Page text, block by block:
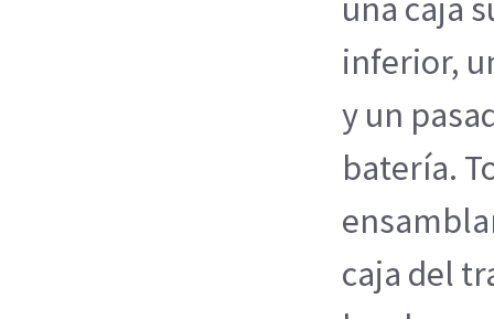
inferior,
y un
batería.
caja del